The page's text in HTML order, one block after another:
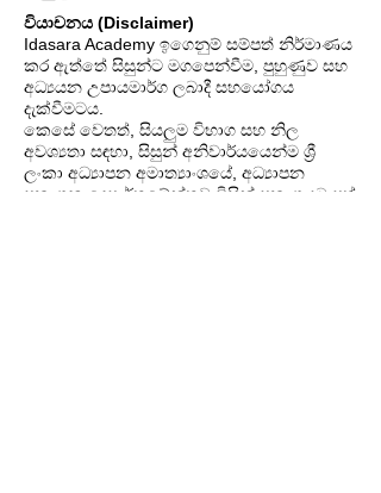
වියාචනය (Disclaimer)
Idasara Academy ඉගෙනුම් සම්පත් නිර්මාණය
කර ඇත්තේ සිසුන්ට මගපෙන්වීම, පුහුණුව සහ
අධ්‍යයන උපායමාර්ග ලබාදී සහයෝගය
දැක්වීමටය.
කෙසේ වෙතත්, සියලුම විභාග සහ නිල
අවශ්‍යතා සඳහා, සිසුන් අනිවාර්යයෙන්ම ශ්‍රී
ලංකා අධ්‍යාපන අමාත්‍යාංශයේ, අධ්‍යාපන
ප්‍රකාශන දෙපාර්තමේන්තුව විසින් ප්‍රකාශයට පත්